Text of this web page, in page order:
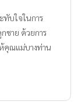
ทับใจในการ
ชาย ด้วยการ
คุณแม่บางท่าน